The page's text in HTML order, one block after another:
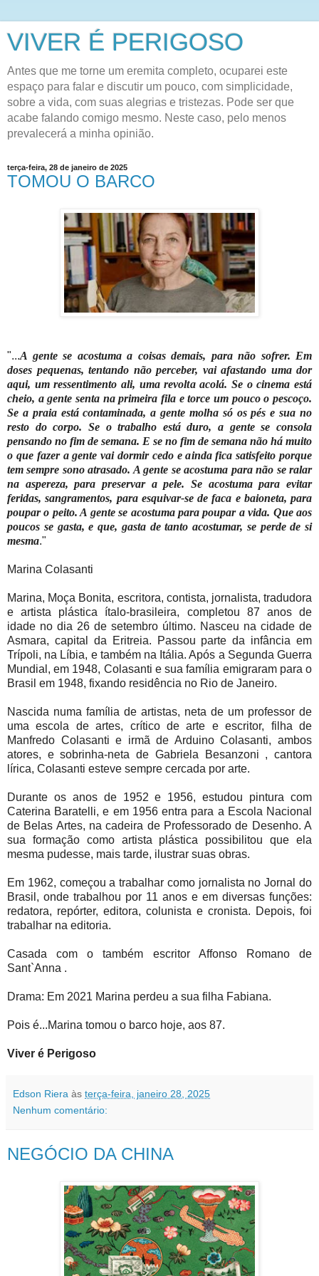
VIVER É PERIGOSO
Antes que me torne um eremita completo, ocuparei este
espaço para falar e discutir um pouco, com simplicidade,
sobre a vida, com suas alegrias e tristezas. Pode ser que
acabe falando comigo mesmo. Neste caso, pelo menos
prevalecerá a minha opinião.
terça-feira, 28 de janeiro de 2025
TOMOU O BARCO
"...A gente se acostuma a coisas demais, para não sofrer. Em
doses pequenas, tentando não perceber, vai afastando uma dor
aqui, um ressentimento ali, uma revolta acolá. Se o cinema está
cheio, a gente senta na primeira fila e torce um pouco o pescoço.
Se a praia está contaminada, a gente molha só os pés e sua no
resto do corpo. Se o trabalho está duro, a gente se consola
pensando no fim de semana. E se no fim de semana não há muito
o que fazer a gente vai dormir cedo e ainda fica satisfeito porque
tem sempre sono atrasado. A gente se acostuma para não se ralar
na aspereza, para preservar a pele. Se acostuma para evitar
feridas, sangramentos, para esquivar-se de faca e baioneta, para
poupar o peito. A gente se acostuma para poupar a vida. Que aos
poucos se gasta, e que, gasta de tanto acostumar, se perde de si
mesma."
Marina Colasanti
Marina, Moça Bonita, escritora, contista, jornalista, tradudora
e artista plástica ítalo-brasileira, completou 87 anos de
idade no dia 26 de setembro último. Nasceu na cidade de
Asmara, capital da Eritreia. Passou parte da infância em
Trípoli, na Líbia, e também na Itália. Após a Segunda Guerra
Mundial, em 1948, Colasanti e sua família emigraram para o
Brasil em 1948, fixando residência no Rio de Janeiro.
Nascida numa família de artistas, neta de um professor de
uma escola de artes, crítico de arte e escritor, filha de
Manfredo Colasanti e irmã de Arduino Colasanti, ambos
atores, e sobrinha-neta de Gabriela Besanzoni , cantora
lírica, Colasanti esteve sempre cercada por arte.
Durante os anos de 1952 e 1956, estudou pintura com
Caterina Baratelli, e em 1956 entra para a Escola Nacional
de Belas Artes, na cadeira de Professorado de Desenho. A
sua formação como artista plástica possibilitou que ela
mesma pudesse, mais tarde, ilustrar suas obras.
Em 1962, começou a trabalhar como jornalista no Jornal do
Brasil, onde trabalhou por 11 anos e em diversas funções:
redatora, repórter, editora, colunista e cronista. Depois, foi
trabalhar na editoria.
Casada com o também escritor Affonso Romano de
Sant`Anna .
Drama: Em 2021 Marina perdeu a sua filha Fabiana.
Pois é...Marina tomou o barco hoje, aos 87.
Viver é Perigoso
Edson Riera às terça-feira, janeiro 28, 2025
Nenhum comentário:
NEGÓCIO DA CHINA